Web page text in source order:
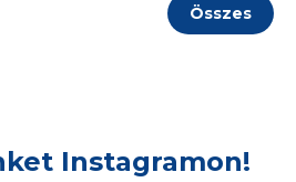
Összes
Instagramon!